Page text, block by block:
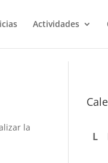
Actividades
la
L